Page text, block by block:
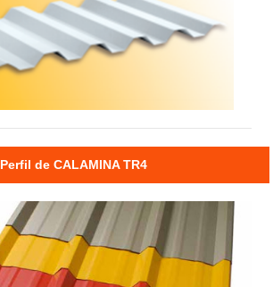
Perfil de CALAMINA TR4